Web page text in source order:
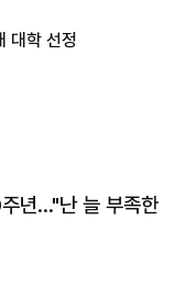
대학 선정
년…"난 늘 부족한